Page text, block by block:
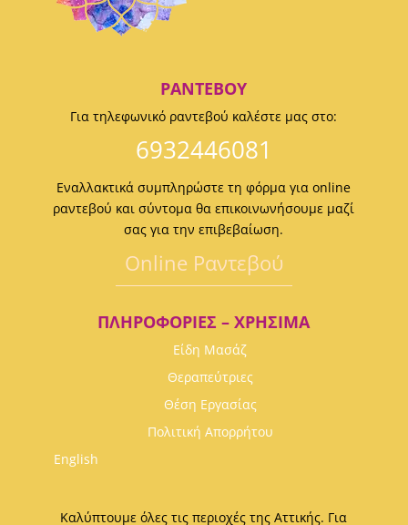
ΡΑΝΤΕΒΟΎ
Για τηλεφωνικό ραντεβού καλέστε μας στο:
6932446081
Εναλλακτικά συμπληρώστε τη φόρμα για online
ραντεβού και σύντομα θα επικοινωνήσουμε μαζί
σας για την επιβεβαίωση.
Οnline Ραντεβού
ΠΛΗΡΟΦΟΡΊΕΣ – ΧΡΉΣΙΜΑ
Είδη Μασάζ
Θεραπεύτριες
Θέση Εργασίας
Πολιτική Απορρήτου
English
Καλύπτουμε όλες τις περιοχές της Αττικής. Για